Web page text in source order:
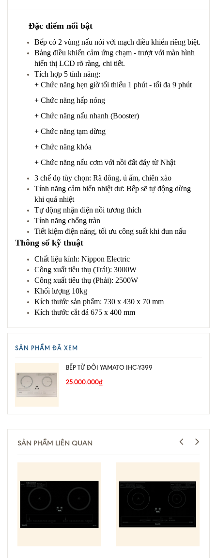
Đặc điểm nổi bật
Bếp có 2 vùng nấu nói với mạch điều khiển riêng biệt.
Bảng điều khiển cảm ứng chạm - trượt với màn hình
hiển thị LCD rõ ràng, chi tiết.
Tích hợp 5 tính năng:
+ Chức năng hẹn giờ tối thiểu 1 phút - tối đa 9 phút
+ Chức năng hấp nóng
+ Chức năng nấu nhanh (Booster)
+ Chức năng tạm dừng
+ Chức năng khóa
+ Chức năng nấu cơm với nồi đất đáy từ Nhật
3 chế đọ tùy chọn: Rã đông, ủ ấm, chiên xào
Tính năng cảm biến nhiệt dư: Bếp sẽ tự động dừng
khi quá nhiệt
Tự động nhận diện nồi tương thích
Tính năng chống tràn
Tiết kiệm điện năng, tối ưu công suất khi đun nấu
Thông số kỹ thuật
Chất liệu kính: Nippon Electric
Công xuất tiêu thụ (Trái): 3000W
Công xuất tiêu thụ (Phải): 2500W
Khối lượng 10kg
Kích thước sản phẩm: 730 x 430 x 70 mm
Kích thước cắt đá 675 x 400 mm
SẢN PHẨM ĐÃ XEM
BẾP TỪ ĐÔI YAMATO IHC-Y399
25.000.000₫
SẢN PHẨM LIÊN QUAN